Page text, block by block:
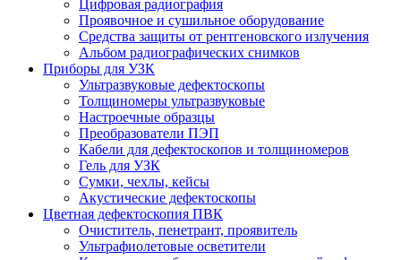
Цифровая радиография
Проявочное и сушильное оборудование
Средства защиты от рентгеновского излучения
Альбом радиографических снимков
Приборы для УЗК
Ультразвуковые дефектоскопы
Толщиномеры ультразвуковые
Настроечные образцы
Преобразователи ПЭП
Кабели для дефектоскопов и толщиномеров
Гель для УЗК
Сумки, чехлы, кейсы
Акустические дефектоскопы
Цветная дефектоскопия ПВК
Очиститель, пенетрант, проявитель
Ультрафиолетовые осветители